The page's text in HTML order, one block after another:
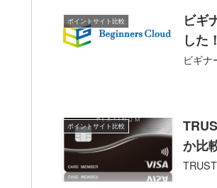
ポイントサイト比較
ビギ
した！
ビギナ
ポイントサイト比較
か比